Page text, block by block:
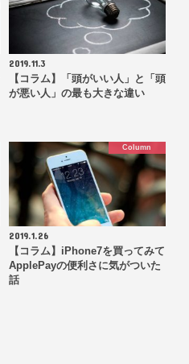
2019.11.3
【コラム】「頭がいい人」と「頭
が悪い人」の最も大きな違い
Column
2019.1.26
【コラム】iPhone7を買ってみて
ApplePayの便利さに気がついた
話